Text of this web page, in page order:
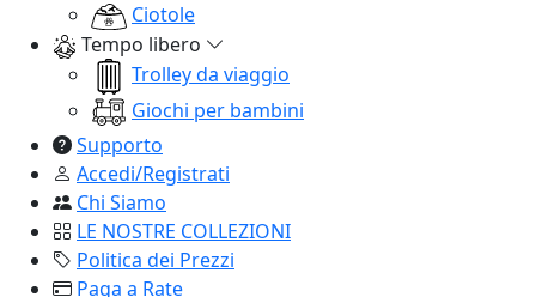
Ciotole
Tempo libero
Trolley da viaggio
Giochi per bambini
Supporto
Accedi/Registrati
Chi Siamo
LE NOSTRE COLLEZIONI
Politica dei Prezzi
Paga a Rate